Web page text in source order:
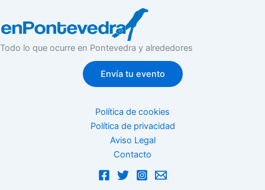
Todo lo que ocurre en Pontevedra y alrededores
Envía tu evento
Política de cookies
Política de privacidad
Aviso Legal
Contacto